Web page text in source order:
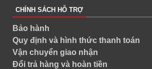
CHÍNH SÁCH HỖ TRỢ
Bảo hành
Quy định và hình thức thanh toán
Vận chuyển giao nhận
Đổi trả hàng và hoàn tiền